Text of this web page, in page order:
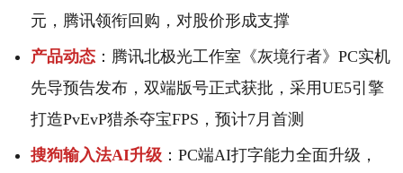
元，腾讯领衔回购，对股价形成支撑
产品动态 ：腾讯北极光工作室《灰境行者》PC实机
先导预告发布，双端版号正式获批，采用UE5引擎
打造PvEvP猎杀夺宝FPS，预计7月首测
搜狗输入法AI升级 ：PC端AI打字能力全面升级，